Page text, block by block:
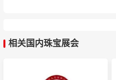
相关国内珠宝展会